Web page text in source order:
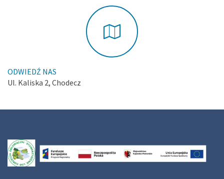
ODWIEDŹ NAS
Ul. Kaliska 2, Chodecz